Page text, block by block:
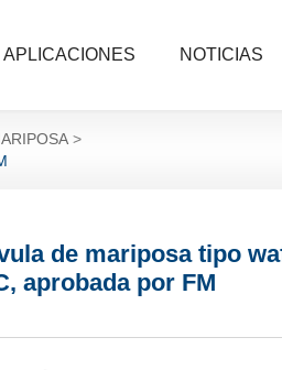
APLICACIONES NOTICIAS
de mariposa tipo
aprobada por FM